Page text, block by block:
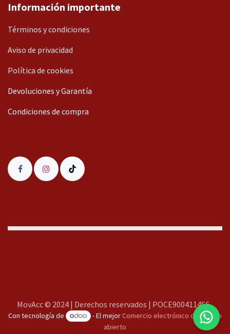
Información importante
Términos y condiciones
Aviso de privacidad
Política de cookies
Devoluciones y Garantía
Condiciones de compra
MovAcc © 2024 | Derechos reservados | POCE9004114S6
Con tecnología de - El mejor Comercio electrónico de código
abierto
MovAcc
Te responderemos lo antes posible